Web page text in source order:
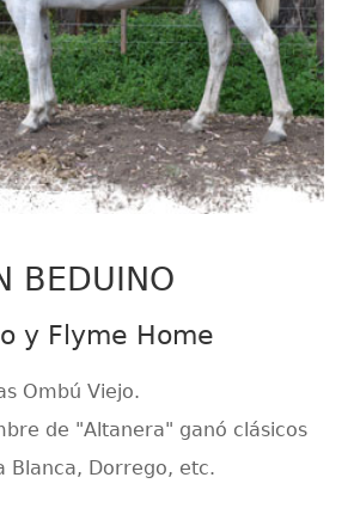
BEDUINO
y Flyme Home
Ombú Viejo.
de "Altanera" ganó clásicos
Blanca, Dorrego, etc.